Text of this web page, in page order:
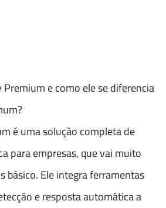
Premium e como ele se diferencia
é uma solução completa de
para empresas, que vai muito
básico. Ele integra ferramentas
e resposta automática a